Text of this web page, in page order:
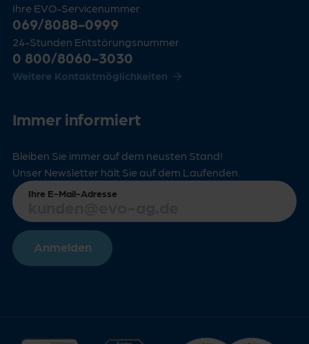
Ihre EVO-Servicenummer
069/8088-0999
24-Stunden Entstörungsnummer
0 800/8060-3030
Weitere Kontaktmöglichkeiten
Immer informiert
Bleiben Sie immer auf dem neusten Stand!
Unser Newsletter hält Sie auf dem Laufenden.
Ihre E-Mail-Adresse
Anmelden